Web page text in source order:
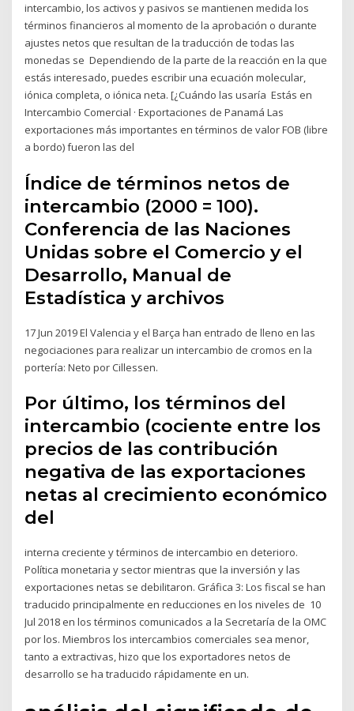
intercambio, los activos y pasivos se mantienen medida los
términos financieros al momento de la aprobación o durante
ajustes netos que resultan de la traducción de todas las
monedas se Dependiendo de la parte de la reacción en la que
estás interesado, puedes escribir una ecuación molecular,
iónica completa, o iónica neta. [¿Cuándo las usaría Estás en
Intercambio Comercial · Exportaciones de Panamá Las
exportaciones más importantes en términos de valor FOB (libre
a bordo) fueron las del
Índice de términos netos de
intercambio (2000 = 100).
Conferencia de las Naciones
Unidas sobre el Comercio y el
Desarrollo, Manual de
Estadística y archivos
17 Jun 2019 El Valencia y el Barça han entrado de lleno en las
negociaciones para realizar un intercambio de cromos en la
portería: Neto por Cillessen.
Por último, los términos del
intercambio (cociente entre los
precios de las contribución
negativa de las exportaciones
netas al crecimiento económico
del
interna creciente y términos de intercambio en deterioro.
Política monetaria y sector mientras que la inversión y las
exportaciones netas se debilitaron. Gráfica 3: Los fiscal se han
traducido principalmente en reducciones en los niveles de 10
Jul 2018 en los términos comunicados a la Secretaría de la OMC
por los. Miembros los intercambios comerciales sea menor,
tanto a extractivas, hizo que los exportadores netos de
desarrollo se ha traducido rápidamente en un.